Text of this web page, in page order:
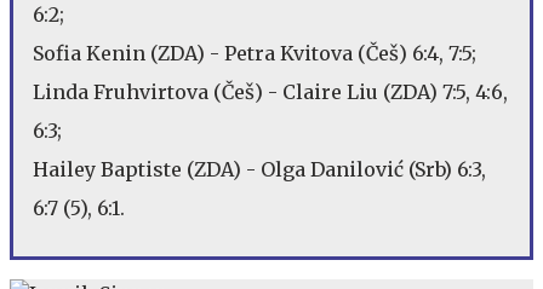
6:2;
Sofia Kenin (ZDA) - Petra Kvitova (Češ) 6:4, 7:5;
Linda Fruhvirtova (Češ) - Claire Liu (ZDA) 7:5, 4:6,
6:3;
Hailey Baptiste (ZDA) - Olga Danilović (Srb) 6:3,
6:7 (5), 6:1.